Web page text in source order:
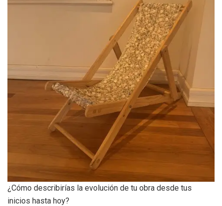
¿Cómo describirías la evolución de tu obra desde tus
inicios hasta hoy?